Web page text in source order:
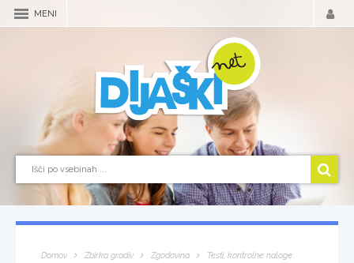
MENI
Domov Zbirka gradiv Zgodovina
Testi, kontrolne naloge